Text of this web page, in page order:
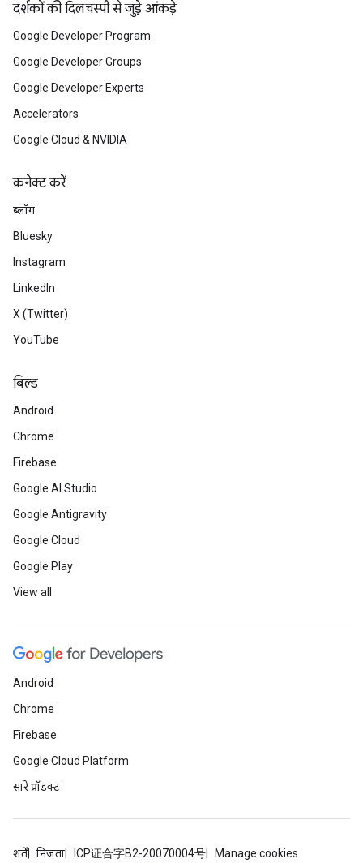
दर्शकों की दिलचस्पी से जुड़े आंकड़े
Google Developer Program
Google Developer Groups
Google Developer Experts
Accelerators
Google Cloud & NVIDIA
कनेक्ट करें
ब्लॉग
Bluesky
Instagram
LinkedIn
X (Twitter)
YouTube
बिल्ड
Android
Chrome
Firebase
Google AI Studio
Google Antigravity
Google Cloud
Google Play
View all
Android
Chrome
Firebase
Google Cloud Platform
सारे प्रॉडक्ट
शर्तें निजता ICP证合字B2-20070004号 Manage cookies